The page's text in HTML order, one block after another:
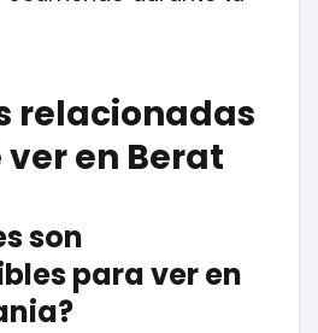
relacionadas
en Berat
son
para ver en